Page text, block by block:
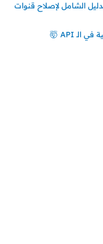
الشامل لإصلاح قنوات